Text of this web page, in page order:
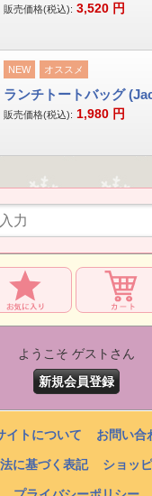
販売価格(税込): 3,520 円
NEW オススメ
ランチトートバッグ
販売価格(税込): 1,980 円
ようこそ ゲストさん
新規会員登録
イトについて お問い合
に基づく表記 ショッ